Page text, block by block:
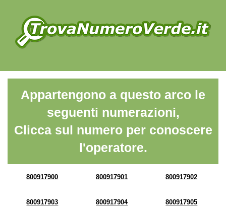
Appartengono a questo arco le
seguenti numerazioni,
Clicca sul numero per conoscere
l'operatore.
800917900 800917901 800917902
800917903 800917904 800917905